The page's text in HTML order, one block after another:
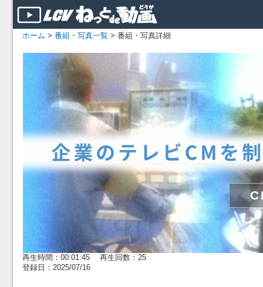
ホーム > 番組・写真一覧 > 番組・写真詳細
再生時間：00:01:45 再生回数：25
登録日：2025/07/16